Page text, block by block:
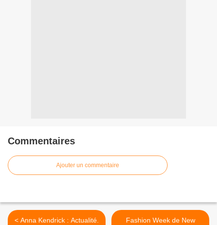
Commentaires
Ajouter un commentaire
< Anna Kendrick : Actualité.
Fashion Week de New